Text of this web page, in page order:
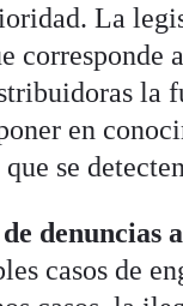
La
corresponde
la
en
se
denuncias
casos de